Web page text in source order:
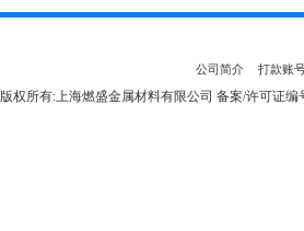
公司简介 打款账
版权所有:上海燃盛金属材料有限公司 备案/许可证编